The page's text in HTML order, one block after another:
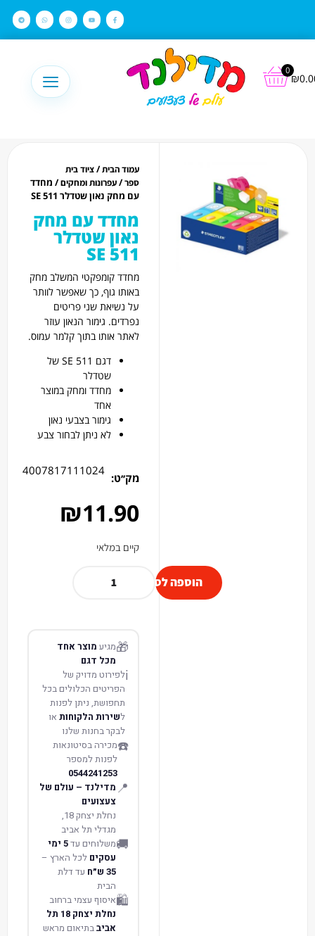
₪
0
עמוד הבית/ציוד בית
ספר/עפרונות ומחקים/ מחדד
עם מחק נאון שטדלר 511 SE
מחדד עם מחק
נאון שטדלר
511 SE
מחדד קומפקטי המשלב מחק
באותו גוף, כך שאפשר לוותר
על נשיאת שני פריטים
נפרדים. גימור הנאון עוזר
לאתר אותו בתוך קלמר עמוס.
דגם 511 SE של
שטדלר
מחדד ומחק במוצר
אחד
גימור בצבעי נאון
לא ניתן לבחור צבע
מק׳׳ט:
4007817111024
₪11.90
קיים במלאי
הוספה לסל
🎁מגיע מוצר אחד
מכל דגם
ℹ️לפירוט מדויק של
הפריטים הכלולים בכל
תחפושת, ניתן לפנות
לשירות הלקוחות או
לבקר בחנות שלנו
☎️מכירה בסיטונאות
לפנות למספר
0544241253
📍 מדילנד – עולם של
צעצועים
נחלת יצחק 18,
מגדלי תל אביב
🚚משלוחים עד 5 ימי
עסקים לכל הארץ –
35 ש״ח
עד דלת
הבית
🛍️איסוף עצמי ברחוב
נחלת יצחק 18 תל
אביבבתיאום מראש